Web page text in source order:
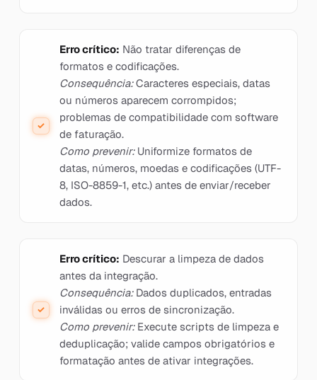
Erro crítico: Não tratar diferenças de
formatos e codificações.
Consequência:Caracteres especiais, datas
ou números aparecem corrompidos;
problemas de compatibilidade com software
de faturação.
Como prevenir:Uniformize formatos de
datas, números, moedas e codificações (UTF-
8, ISO-8859-1, etc.) antes de enviar/receber
dados.
Erro crítico: Descurar a limpeza de dados
antes da integração.
Consequência:Dados duplicados, entradas
inválidas ou erros de sincronização.
Como prevenir:Execute scripts de limpeza e
deduplicação; valide campos obrigatórios e
formatação antes de ativar integrações.